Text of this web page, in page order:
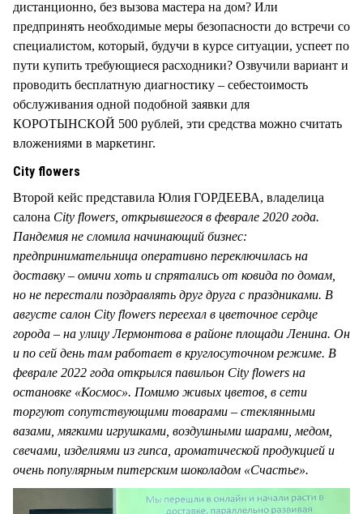
дистанционно, без вызова мастера на дом? Или
предпринять необходимые меры безопасности до встречи со
специалистом, который, будучи в курсе ситуации, успеет по
пути купить требующиеся расходники? Озвучили вариант и
проводить бесплатную диагностику – себестоимость
обслуживания одной подобной заявки для
КОРОТЫНСКОЙ 500 рублей, эти средства можно считать
вложениями в маркетинг.
City flowers
Второй кейс представила Юлия ГОРДЕЕВА, владелица
салона City flowers, открывшегося в феврале 2020 года.
Пандемия не сломила начинающий бизнес:
предпринимательница оперативно переключилась на
доставку – омичи хоть и спрятались от ковида по домам,
но не перестали поздравлять друг друга с праздниками. В
августе салон City flowers переехал в цветочное сердце
города – на улицу Лермонтова в районе площади Ленина. Он
и по сей день там работает в круглосуточном режиме. В
феврале 2022 года открылся павильон City flowers на
остановке «Космос». Помимо живых цветов, в сети
торгуют сопутствующими товарами – стеклянными
вазами, мягкими игрушками, воздушными шарами, медом,
свечами, изделиями из гипса, ароматической продукцией и
очень популярным питерским шоколадом «Счастье».